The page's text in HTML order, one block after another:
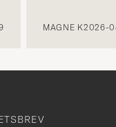
MAGNE K2026-